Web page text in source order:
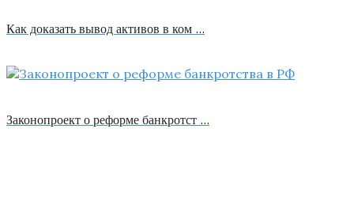
Как доказать вывод активов в ком …
Законопроект о реформе банкротст …